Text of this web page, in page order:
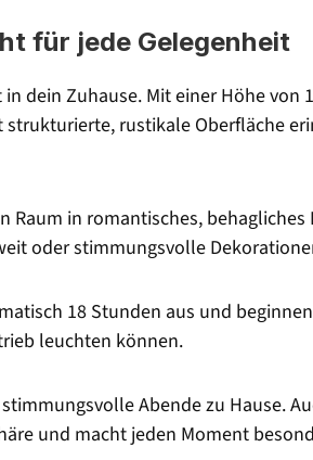
für jede Gelegenheit
dein Zuhause. Mit einer Höhe
rustikale Oberfläche
in romantisches,
oder stimmungsvolle
18 Stunden aus und
leuchten können.
Abende zu Hause.
und macht jeden Moment